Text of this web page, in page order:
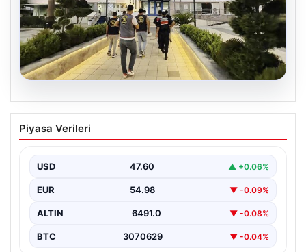
05.08.2026
Menderes Belediyesi Hakkında
Soruşturmada Firari Başkan Yardımcısı
İzmir'de Menderes Belediyesi'ne yönelik
olarak aranan Belediye Başkan Yardımcısı…
Piyasa Verileri
USD 47.60 ▲ +0.06%
EUR 54.98 ▼ -0.09%
ALTIN 6491.0 ▼ -0.08%
BTC 3070629 ▼ -0.04%